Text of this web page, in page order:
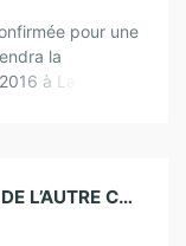
pour une
la
à Las Vegas.
PINK EST DE RETOUR POUR ALICE DE L’AUTRE CÔTÉ DU MIROIR (VIDEO)